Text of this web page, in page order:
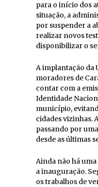
para o início dos
situação, a
por suspender a
realizar novos
disponibilizar o
A implantação da
moradores de
contar com a
Identidade
município,
cidades vizinhas.
passando por
desde as últimas
Ainda não há
a inauguração.
os trabalhos de